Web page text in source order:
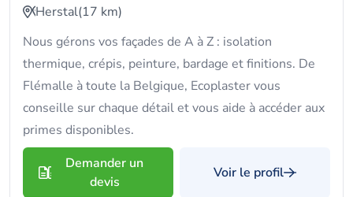
Herstal(17 km)
Nous gérons vos façades de A à Z : isolation
thermique, crépis, peinture, bardage et finitions. De
Flémalle à toute la Belgique, Ecoplaster vous
conseille sur chaque détail et vous aide à accéder aux
primes disponibles.
Demander un
devis
Voir le profil